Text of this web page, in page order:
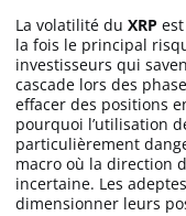
La volatilité du XRP
la fois le principal
investisseurs qui
cascade lors des
effacer des positions
pourquoi l’utilisation
particulièrement
macro où la direction
incertaine. Les
dimensionner leurs